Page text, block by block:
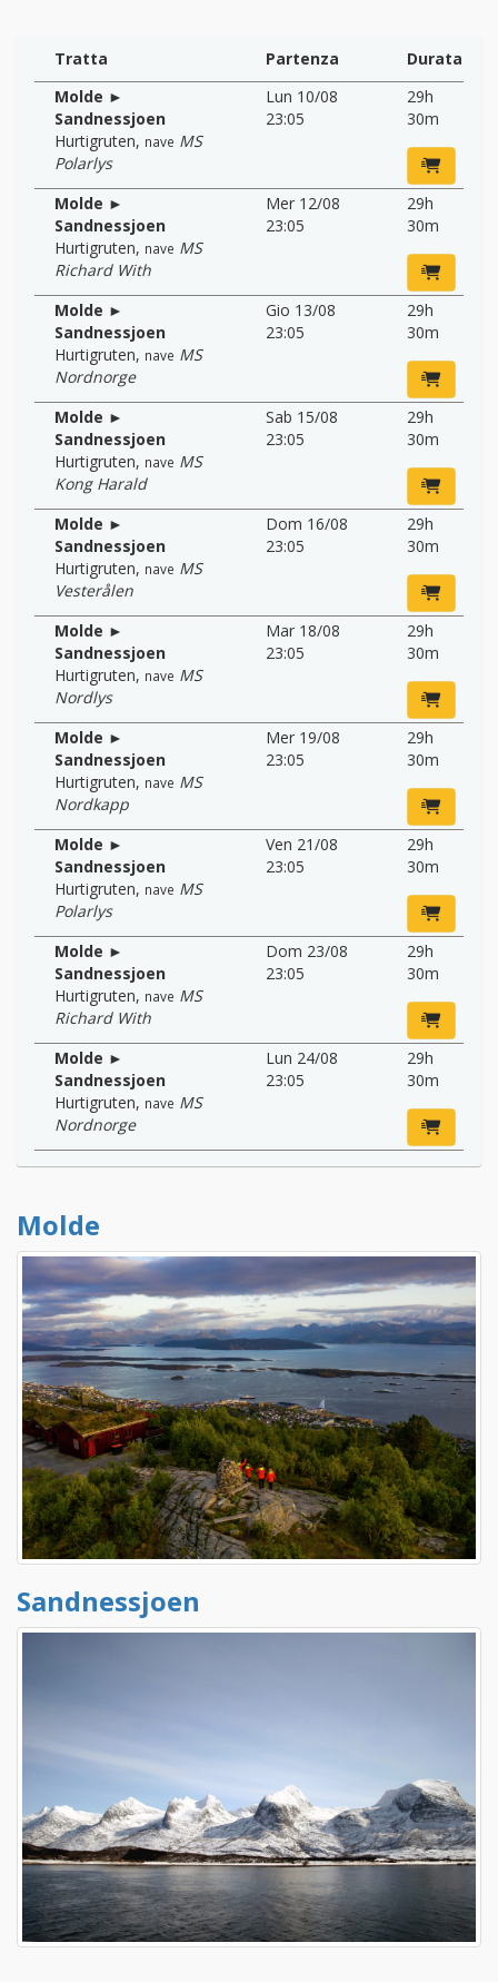
Tratta Partenza
Durata
Molde ►
Sandnessjoen
Hurtigruten, nave MS
Polarlys
Lun 10/08
23:05
29h
30m
Molde ►
Sandnessjoen
Hurtigruten, nave MS
Richard With
Mer 12/08
23:05
29h
30m
Molde ►
Sandnessjoen
Hurtigruten, nave MS
Nordnorge
Gio 13/08
23:05
29h
30m
Molde ►
Sandnessjoen
Hurtigruten, nave MS
Kong Harald
Sab 15/08
23:05
29h
30m
Molde ►
Sandnessjoen
Hurtigruten, nave MS
Vesterålen
Dom 16/08
23:05
29h
30m
Molde ►
Sandnessjoen
Hurtigruten, nave MS
Nordlys
Mar 18/08
23:05
29h
30m
Molde ►
Sandnessjoen
Hurtigruten, nave MS
Nordkapp
Mer 19/08
23:05
29h
30m
Molde ►
Sandnessjoen
Hurtigruten, nave MS
Polarlys
Ven 21/08
23:05
29h
30m
Molde ►
Sandnessjoen
Hurtigruten, nave MS
Richard With
Dom 23/08
23:05
29h
30m
Molde ►
Sandnessjoen
Hurtigruten, nave MS
Nordnorge
Lun 24/08
23:05
29h
30m
Molde
Sandnessjoen